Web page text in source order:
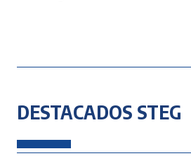
DESTACADOS STEG